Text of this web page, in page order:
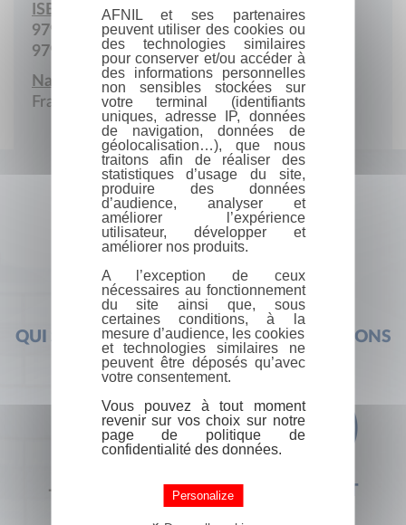
ISBN :
979-10-415-7971-6
979-10-980523
Nationalité :
France
QUI SOMMES-NOUS ?FOIRE AUX QUESTIONS
+33 (0) 1 44 41 29 19 CONTACT
AFNIL et ses partenaires
peuvent utiliser des cookies ou
des technologies similaires
pour conserver et/ou accéder à
des informations personnelles
non sensibles stockées sur
votre terminal (identifiants
uniques, adresse IP, données
de navigation, données de
géolocalisation…), que nous
traitons afin de réaliser des
statistiques d’usage du site,
produire des données
d’audience, analyser et
améliorer l’expérience
utilisateur, développer et
améliorer nos produits.
A l’exception de ceux
nécessaires au fonctionnement
du site ainsi que, sous
certaines conditions, à la
mesure d’audience, les cookies
et technologies similaires ne
peuvent être déposés qu’avec
votre consentement.
Vous pouvez à tout moment
revenir sur vos choix sur notre
page de politique de
confidentialité des données.
Personalize